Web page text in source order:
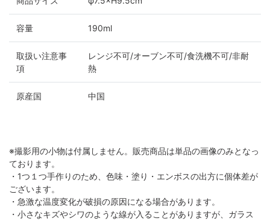
容量 190ml
取扱い注意事
項
レンジ不可/オーブン不可/食洗機不可/非耐
熱
原産国 中国
※撮影用の小物は付属しません。販売商品は単品の画像のみとなっ
ております。
・1つ１つ手作りのため、色味・塗り・エンボスの出方に個体差が
ございます。
・急激な温度変化が破損の原因になる場合があります。
・小さなキズやシワのような線が入ることがありますが、ガラス